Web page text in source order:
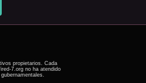
propietarios. Cada
7.org no ha atendido